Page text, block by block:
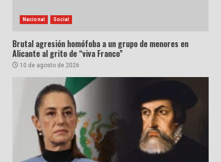
Nacional Social
Brutal agresión homófoba a un grupo de menores en
Alicante al grito de “viva Franco”
10 de agosto de 2026